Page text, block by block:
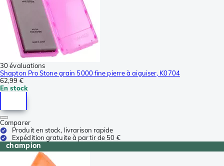
30 évaluations
Shapton Pro Stone grain 5000 fine pierre à aiguiser, K0704
62,99 €
En stock
Comparer
Produit en stock, livrarison rapide
Expédition gratuite à partir de 50 €
champion